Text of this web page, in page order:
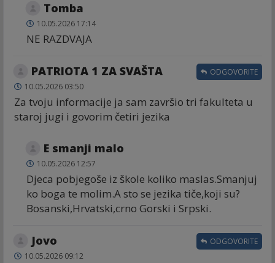
Tomba
10.05.2026 17:14
NE RAZDVAJA
PATRIOTA 1 ZA SVAŠTA
10.05.2026 03:50
Za tvoju informacije ja sam završio tri fakulteta u
staroj jugi i govorim četiri jezika
ODGOVORITE
E smanji malo
10.05.2026 12:57
Djeca pobjegoše iz škole koliko maslas.Smanjuj
ko boga te molim.A sto se jezika tiče,koji su?
Bosanski,Hrvatski,crno Gorski i Srpski.
Jovo
10.05.2026 09:12
ODGOVORITE